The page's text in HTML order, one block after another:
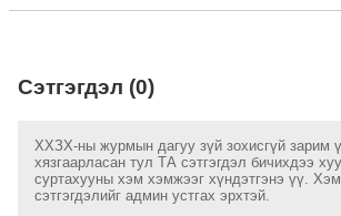
Сэтгэгдэл (0)
ХХЗХ-ны журмын дагуу зүй зохисгүй зарим
хязгаарласан тул ТА сэтгэгдэл бичихдээ
суртахууны хэм хэмжээг хүндэтгэнэ үү.
сэтгэгдэлийг админ устгах эрхтэй.